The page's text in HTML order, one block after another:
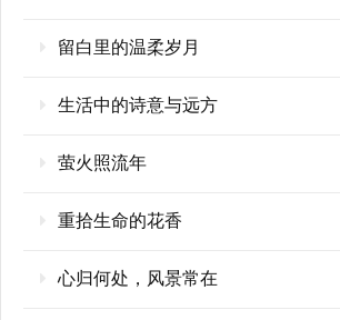
留白里的温柔岁月
生活中的诗意与远方
萤火照流年
重拾生命的花香
心归何处，风景常在